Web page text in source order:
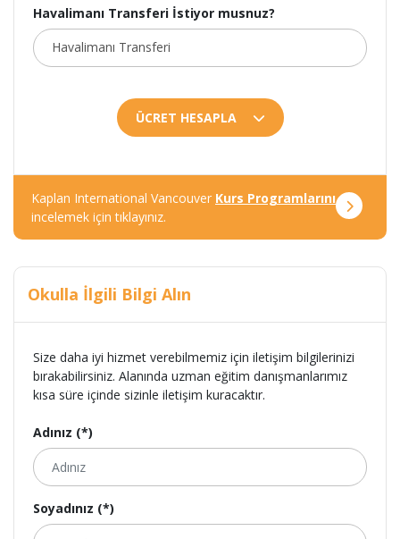
Havalimanı Transferi İstiyor musnuz?
ÜCRET HESAPLA
Kaplan International Vancouver Kurs Programlarını
incelemek için tıklayınız.
Okulla İlgili Bilgi Alın
Size daha iyi hizmet verebilmemiz için iletişim bilgilerinizi
bırakabilirsiniz. Alanında uzman eğitim danışmanlarımız
kısa süre içinde sizinle iletişim kuracaktır.
Adınız (*)
Soyadınız (*)